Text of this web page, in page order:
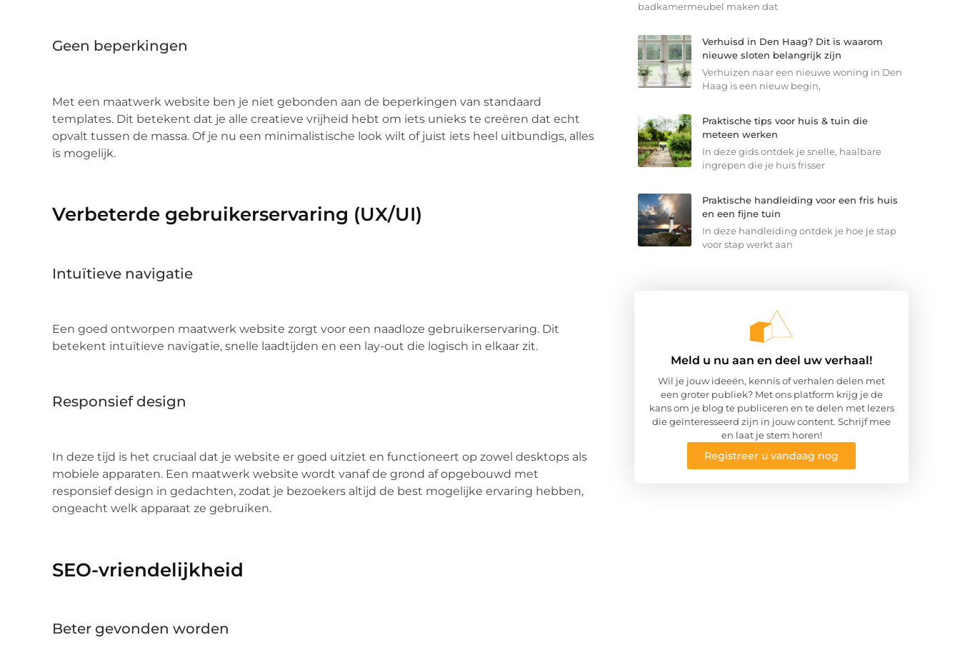
Geen beperkingen
Met een maatwerk website ben je niet gebonden aan de beperkingen van standaard
templates. Dit betekent dat je alle creatieve vrijheid hebt om iets unieks te creëren dat echt
opvalt tussen de massa. Of je nu een minimalistische look wilt of juist iets heel uitbundigs, alles
is mogelijk.
Verbeterde gebruikerservaring (UX/UI)
Intuïtieve navigatie
Een goed ontworpen maatwerk website zorgt voor een naadloze gebruikerservaring. Dit
betekent intuïtieve navigatie, snelle laadtijden en een lay-out die logisch in elkaar zit.
Responsief design
In deze tijd is het cruciaal dat je website er goed uitziet en functioneert op zowel desktops als
mobiele apparaten. Een maatwerk website wordt vanaf de grond af opgebouwd met
responsief design in gedachten, zodat je bezoekers altijd de best mogelijke ervaring hebben,
ongeacht welk apparaat ze gebruiken.
SEO-vriendelijkheid
Beter gevonden worden
badkamermeubel maken dat
Verhuisd in Den Haag? Dit is waarom
nieuwe sloten belangrijk zijn
Verhuizen naar een nieuwe woning in Den
Haag is een nieuw begin,
Praktische tips voor huis & tuin die
meteen werken
In deze gids ontdek je snelle, haalbare
ingrepen die je huis frisser
Praktische handleiding voor een fris huis
en een fijne tuin
In deze handleiding ontdek je hoe je stap
voor stap werkt aan
Meld u nu aan en deel uw verhaal!
Wil je jouw ideeën, kennis of verhalen delen met
een groter publiek? Met ons platform krijg je de
kans om je blog te publiceren en te delen met lezers
die geïnteresseerd zijn in jouw content. Schrijf mee
en laat je stem horen!
Registreer u vandaag nog